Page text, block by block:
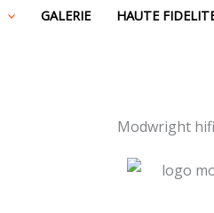
GALERIE HAUTE